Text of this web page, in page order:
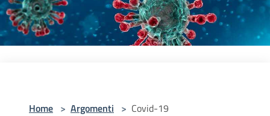
Home > Argomenti > Covid-19